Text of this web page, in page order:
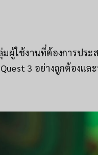
ผู้ใช้งานที่ต้องการปร
Quest 3 อย่างถูกต้อ